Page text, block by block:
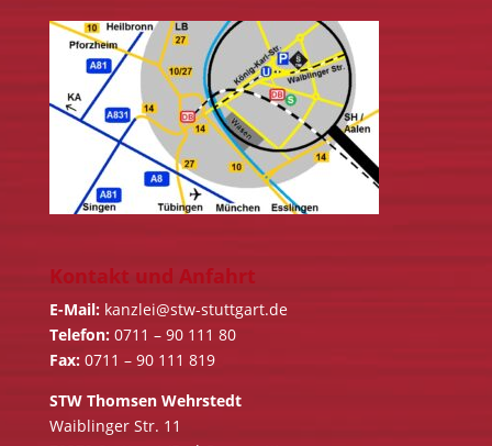
Kontakt und Anfahrt
E-Mail:kanzlei@stw-stuttgart.de
Telefon:0711 – 90 111 80
Fax:0711 – 90 111 819
STW Thomsen Wehrstedt
Waiblinger Str. 11